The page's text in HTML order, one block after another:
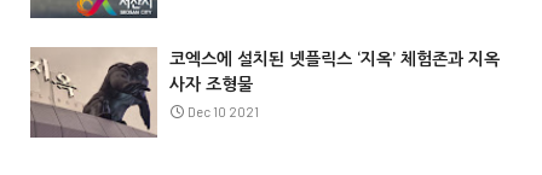
코엑스에 설치된 넷플릭스 ‘지옥’ 체험존과 지옥
사자 조형물
Dec 10 2021
@Info